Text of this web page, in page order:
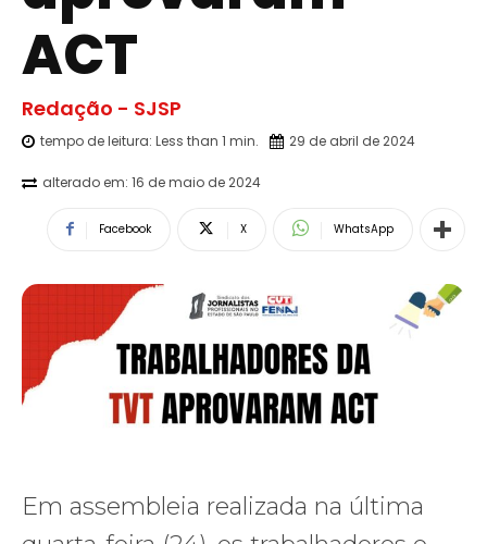
ACT
Redação - SJSP
tempo de leitura: Less than 1 min. 29 de abril de 2024
alterado em: 16 de maio de 2024
Facebook X WhatsApp
Em assembleia realizada na última